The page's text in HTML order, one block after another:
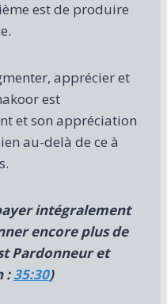
est de produire
apprécier et
est
et son appréciation
au-delà de ce à
intégralement
encore plus de
Pardonneur et
:35:30)